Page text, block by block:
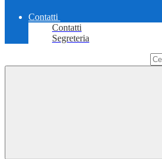
Contatti
Contatti
Segreteria